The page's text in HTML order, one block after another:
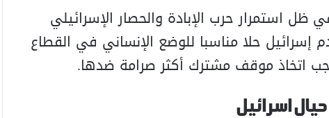
استمرار حرب الإبادة والحصار الإسرائيلي
إسرائيل حلا مناسبا للوضع الإنساني في القطاع
اتخاذ موقف مشترك أكثر صرامة ضدها.
اسرائيل